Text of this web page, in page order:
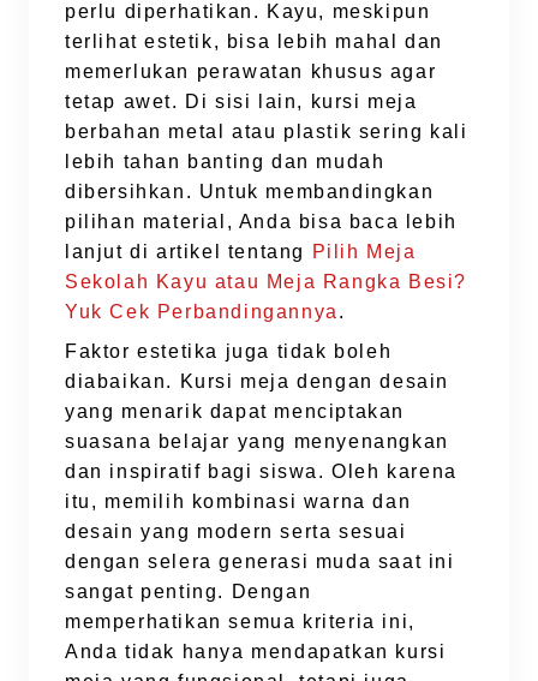
perlu diperhatikan. Kayu, meskipun
terlihat estetik, bisa lebih mahal dan
memerlukan perawatan khusus agar
tetap awet. Di sisi lain, kursi meja
berbahan metal atau plastik sering kali
lebih tahan banting dan mudah
dibersihkan. Untuk membandingkan
pilihan material, Anda bisa baca lebih
lanjut di artikel tentang
Pilih Meja
Sekolah Kayu atau Meja Rangka Besi?
Yuk Cek Perbandingannya .
Faktor estetika juga tidak boleh
diabaikan. Kursi meja dengan desain
yang menarik dapat menciptakan
suasana belajar yang menyenangkan
dan inspiratif bagi siswa. Oleh karena
itu, memilih kombinasi warna dan
desain yang modern serta sesuai
dengan selera generasi muda saat ini
sangat penting. Dengan
memperhatikan semua kriteria ini,
Anda tidak hanya mendapatkan kursi